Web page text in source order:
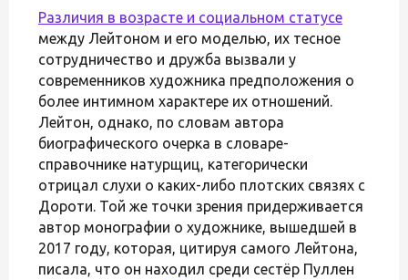
Различия в возрасте и социальном статусе
между Лейтоном и его моделью, их тесное
сотрудничество и дружба вызвали у
современников художника предположения о
более интимном характере их отношений.
Лейтон, однако, по словам автора
биографического очерка в словаре-
справочнике натурщиц, категорически
отрицал слухи о каких-либо плотских связях с
Дороти. Той же точки зрения придерживается
автор монографии о художнике, вышедшей в
2017 году, которая, цитируя самого Лейтона,
писала, что он находил среди сестёр Пуллен